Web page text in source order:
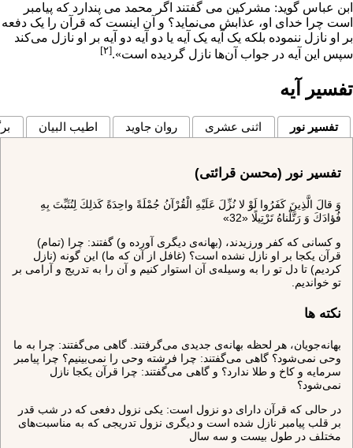
ابن عباس گوید: مشرکین مى گفتند اگر محمد مى پندارد که پیامبر
است چرا خداى او، عذابش می‌نماید؟ و آن اینست که قرآن را یک دفعه
بر او نازل ننموده بلکه یک آیه یک آیه یا دو آیه دو آیه بر او نازل می‌کند
سپس این آیه در جواب آن‌ها نازل گردیده است».[۲]
تفسیر آیه
تفسیر نور اثنی عشری روان جاوید اطیب البیان
تفسیر نور (محسن قرائتی)
وَ قالَ الَّذِينَ كَفَرُوا لَوْ لا نُزِّلَ عَلَيْهِ الْقُرْآنُ جُمْلَةً واحِدَةً كَذلِكَ لِنُثَبِّتَ بِهِ
فُؤادَكَ وَ رَتَّلْناهُ تَرْتِيلًا «32»
و كسانى كه كفر ورزيدند، (بهانه‌ى ديگرى آورده و) گفتند: چرا (تمام)
قرآن يكجا بر او نازل نشده است؟ (غافل از آن كه ما) اين گونه (نازل
كرديم) تا دل تو را به وسيله‌ى آن استوار كنيم و آن را به تدريج و آرامى بر
تو خوانديم.
نکته ها
بهانه‌جويان، هر لحظه بهانه‌ى جديدى مى‌گرفتند. گاهى مى‌گفتند: چرا به ما
وحى نمى‌شود؟ گاهى مى‌گفتند: چرا فرشته وحى را نمى‌بينيم؟ چرا پيامبر
سرمايه و كاخ و طلا ندارد؟ و گاهى مى‌گفتند: چرا قرآن يكجا نازل
نمى‌شود؟
در حالى كه قرآن داراى دو نزول است: يكى نزول دفعى كه در شب قدر
بر قلب پيامبر نازل شده است و ديگرى نزول تدريجى كه به مناسبت‌هاى
مختلف در طول بيست و سه سال‌